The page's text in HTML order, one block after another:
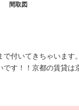
間取図
付いてきちゃいま
す！！京都の賃貸